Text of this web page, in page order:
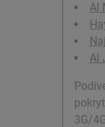
Al
Al
3G/